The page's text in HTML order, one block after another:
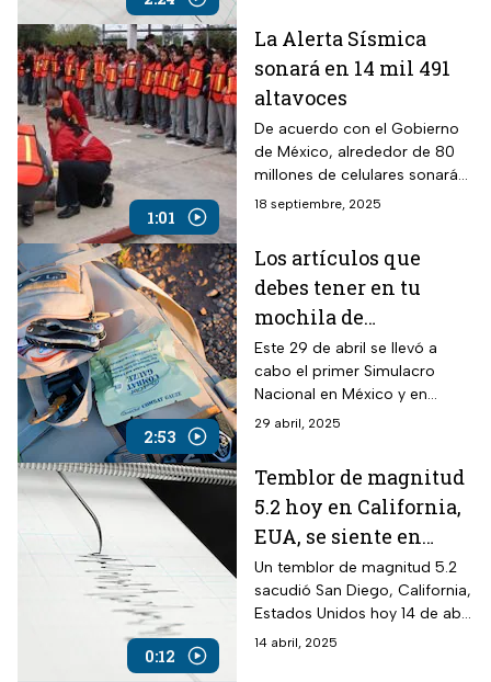
1:01
La Alerta Sísmica
sonará en 14 mil 491
altavoces
De acuerdo con el Gobierno
de México, alrededor de 80
millones de celulares sonarán
con la alerta sísmica del
2025.
18 septiembre, 2025
2:53
Los artículos que
debes tener en tu
mochila de
emergencia en caso
de sismo en México
Este 29 de abril se llevó a
cabo el primer Simulacro
Nacional en México y en
adn40, te contamos lo que
sismo.
29 abril, 2025
0:12
Temblor de magnitud
5.2 hoy en California,
EUA, se siente en
Tijuana
Un temblor de magnitud 5.2
sacudió San Diego, California,
Estados Unidos hoy 14 de abril
de 2025; el sismo pudo
14 abril, 2025